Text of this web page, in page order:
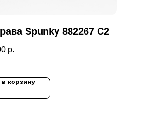
Spunky 882267 C2
р.
в корзину